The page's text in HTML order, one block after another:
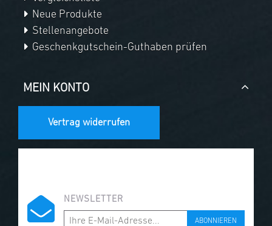
Neue Produkte
Stellenangebote
Geschenkgutschein-Guthaben prüfen
MEIN KONTO
Vertrag widerrufen
NEWSLETTER
ABONNIEREN